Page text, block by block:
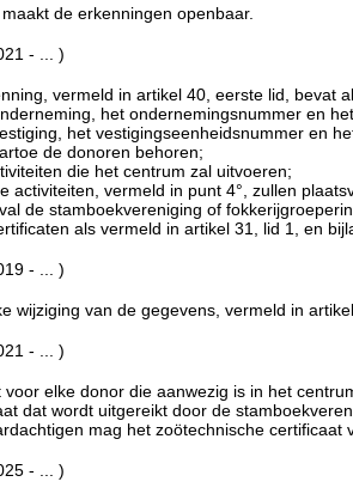
de erkenningen openbaar.
- ... )
vermeld in artikel 40, eerste lid, bevat
het ondernemingsnummer en
het vestigingseenheidsnummer en
de donoren behoren;
die het centrum zal uitvoeren;
activiteiten, vermeld in punt 4°, zullen
de stamboekvereniging of
als vermeld in artikel 31, lid 1, en
- ... )
wijziging van de gegevens, vermeld in
- ... )
voor elke donor die aanwezig is in het
dat wordt uitgereikt door de
mag het zoötechnische
- ... )